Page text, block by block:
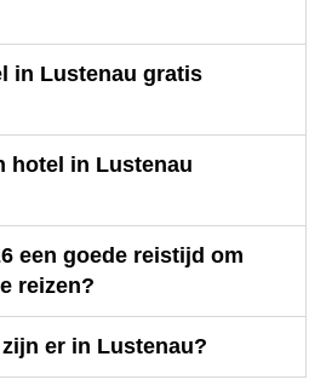
in Lustenau gratis
hotel in Lustenau
een goede reistijd om
reizen?
er in Lustenau?